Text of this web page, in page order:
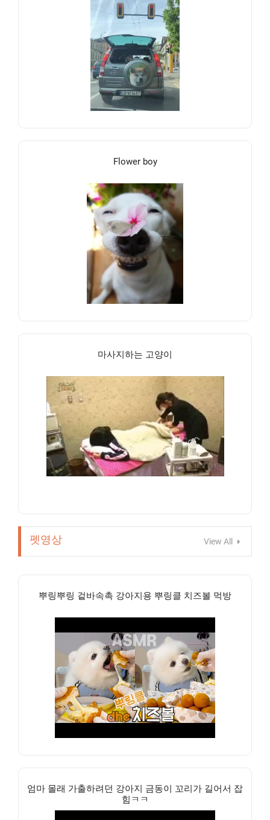
Flower boy
마사지하는 고양이
펫영상 View All
뿌링뿌링 겉바속촉 강아지용 뿌링클 치즈볼 먹방
엄마 몰래 가출하려던 강아지 금동이 꼬리가 길어서 잡
힘ㅋㅋ